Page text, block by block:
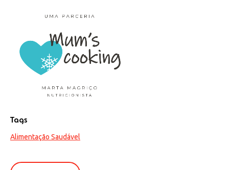
Tags
Alimentação Saudável